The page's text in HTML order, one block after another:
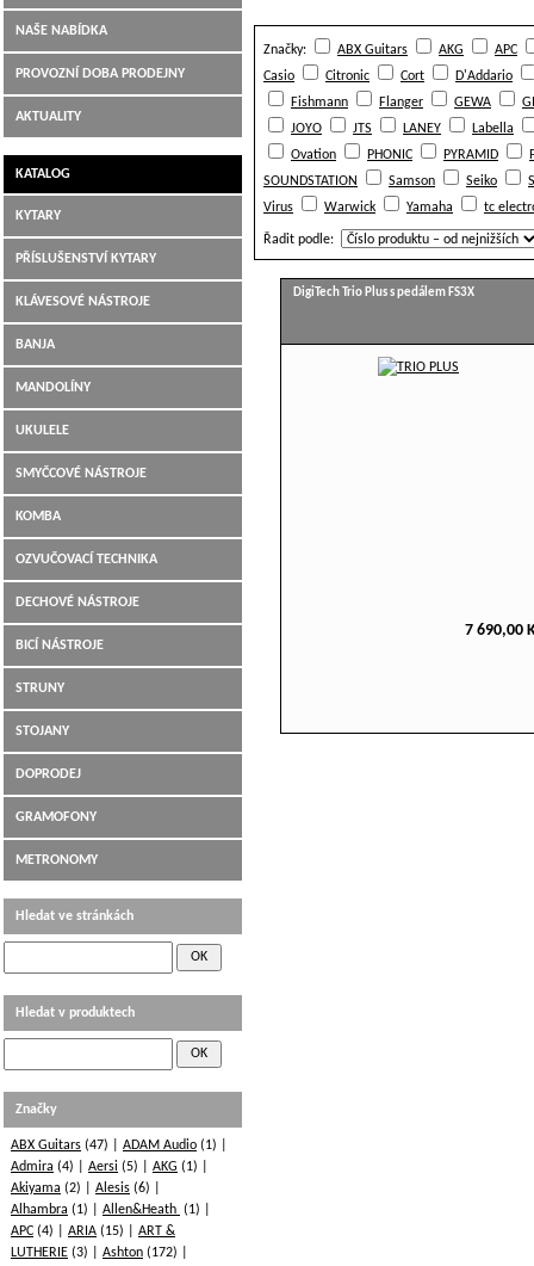
Značky: ABX Guitars AKG
APC
Casio
Citronic Cort
D'Addario
Fishmann
Flanger GEWA
JOYO
JTS LANEY
Labella
Ovation
PHONIC PYRAMID
SOUNDSTATION
Samson Seiko
Virus
Warwick Yamaha tc
Řadit podle:
DigiTech Trio Plus s pedálem FS3X
7 690,00
NAŠE NABÍDKA
PROVOZNÍ DOBA PRODEJNY
AKTUALITY
KATALOG
KYTARY
PŘÍSLUŠENSTVÍ KYTARY
KLÁVESOVÉ NÁSTROJE
BANJA
MANDOLÍNY
UKULELE
SMYČCOVÉ NÁSTROJE
KOMBA
OZVUČOVACÍ TECHNIKA
DECHOVÉ NÁSTROJE
BICÍ NÁSTROJE
STRUNY
STOJANY
DOPRODEJ
GRAMOFONY
METRONOMY
Hledat ve stránkách
Hledat v produktech
Značky
ABX Guitars (47) ADAM Audio (1)
Admira (4) Aersi (5) AKG (1)
Akiyama (2) Alesis (6)
Alhambra (1) Allen&Heath (1)
APC (4) ARIA (15)
ART &
LUTHERIE (3) Ashton (172)